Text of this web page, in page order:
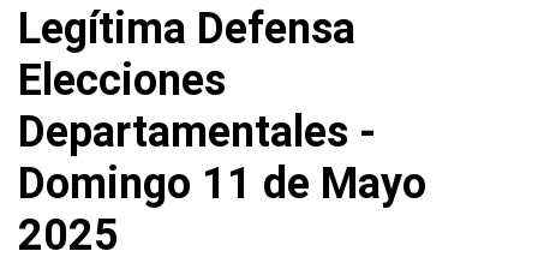
Legítima Defensa
Elecciones
Departamentales -
Domingo 11 de Mayo
2025